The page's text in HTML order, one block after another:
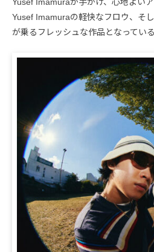
Yusef Imamuraの軽快なフロウ、そ
が乗るフレッシュな作品となっている